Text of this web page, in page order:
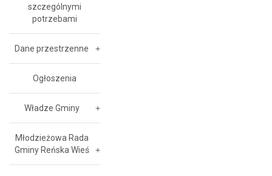
szczególnymi
potrzebami
Dane przestrzenne
Ogłoszenia
Władze Gminy
Młodzieżowa Rada
Gminy Reńska Wieś